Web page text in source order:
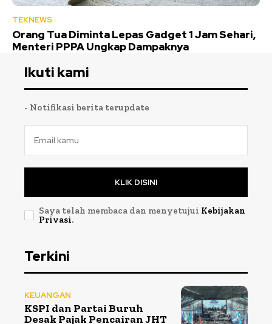
TEKNEWS
Orang Tua Diminta Lepas Gadget 1 Jam Sehari,
Menteri PPPA Ungkap Dampaknya
Ikuti kami
- Notifikasi berita terupdate
KLIK DISINI
Saya telah membaca dan menyetujui Kebijakan
Privasi.
Terkini
KEUANGAN
KSPI dan Partai Buruh
Desak Pajak Pencairan JHT